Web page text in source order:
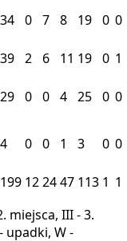
34 0 7 8 19 0 0
39 2 6 11 19 0 1
29 0 0 4 25 0 0
4 0 0 1 3 0 0
199 122447 113 1 1
miejsca, III - 3.
upadki, W -